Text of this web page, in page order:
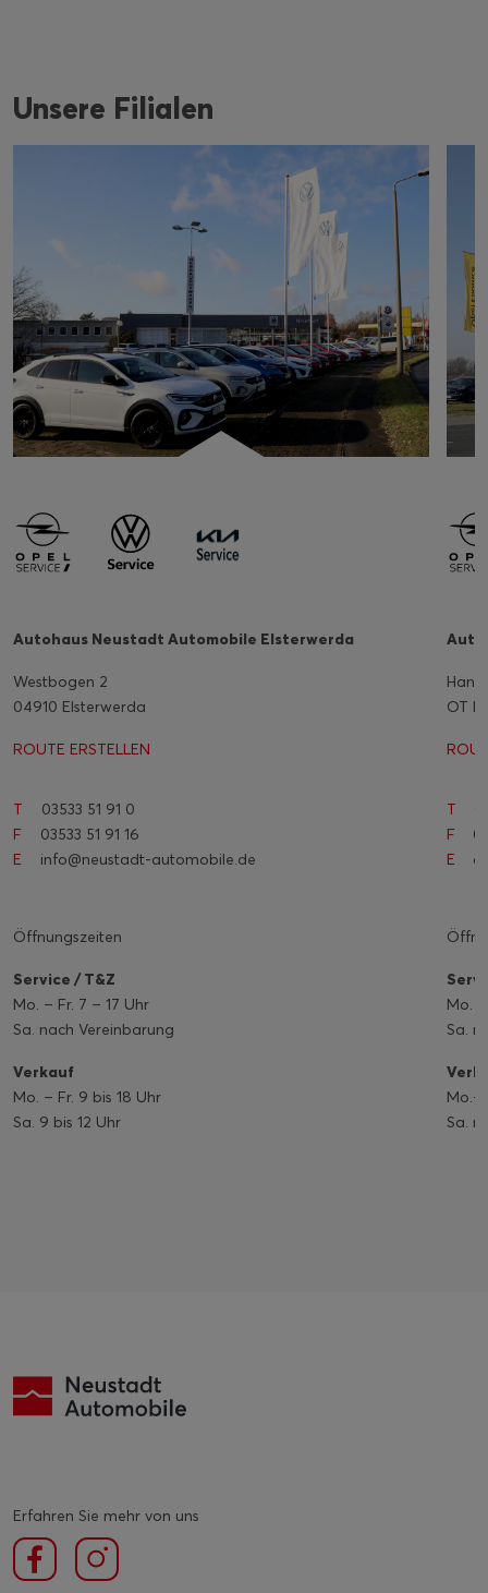
Unsere Filialen
Autohaus Neustadt Automobile Elsterwerda
Westbogen 2
04910 Elsterwerda
ROUTE ERSTELLEN
T
03533 51 91 0
F
03533 51 91 16
E
info@neustadt-automobile.de
Öffnungszeiten
Service / T&Z
Mo. – Fr. 7 – 17 Uhr
Sa. nach Vereinbarung
Verkauf
Mo. – Fr. 9 bis 18 Uhr
Sa. 9 bis 12 Uhr
OT
T
F
E
Mo.
Sa.
Mo.-
Sa.
Erfahren Sie mehr von uns